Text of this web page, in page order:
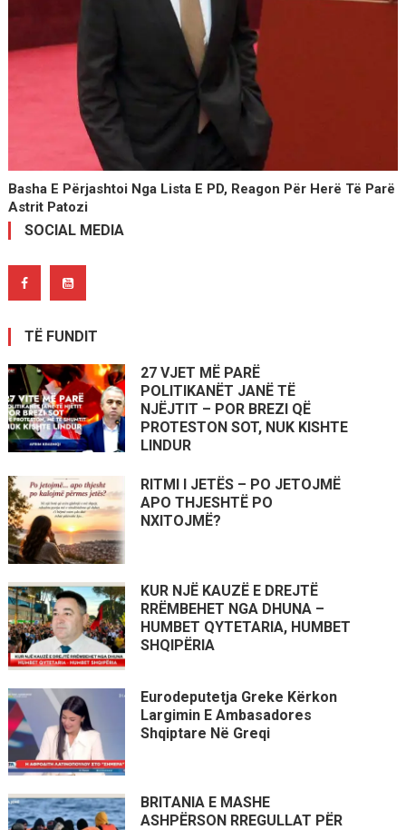
Basha E Përjashtoi Nga Lista E PD, Reagon Për Herë Të Parë
Astrit Patozi
SOCIAL MEDIA
TË FUNDIT
27 VJET MË PARË
POLITIKANËT JANË TË
NJËJTIT – POR BREZI QË
PROTESTON SOT, NUK KISHTE
LINDUR
RITMI I JETËS – PO JETOJMË
APO THJESHTË PO
NXITOJMË?
KUR NJË KAUZË E DREJTË
RRËMBEHET NGA DHUNA –
HUMBET QYTETARIA, HUMBET
SHQIPËRIA
Eurodeputetja Greke Kërkon
Largimin E Ambasadores
Shqiptare Në Greqi
BRITANIA E MASHE
ASHPËRSON RREGULLAT PËR